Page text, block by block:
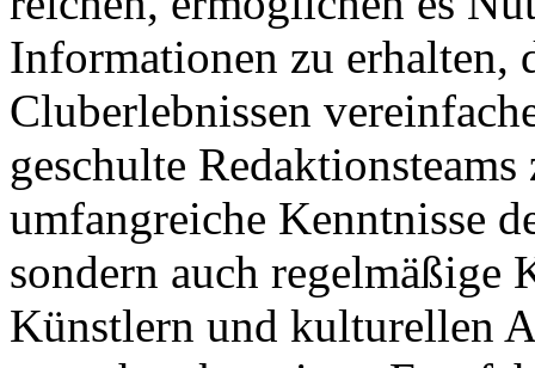
Informationen zu erhalten,
Cluberlebnissen
geschulte
umfangreiche Kenntnisse
sondern auch regelmäßige
Künstlern und kulturellen